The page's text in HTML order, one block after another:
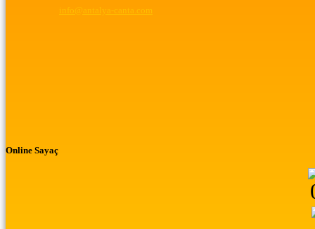
info@antalya-canta.com
Online Sayaç